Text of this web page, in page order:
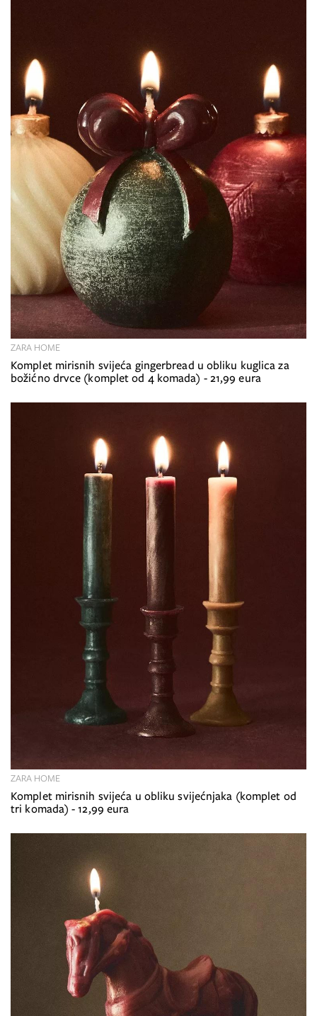
Komplet mirisnih svijeća gingerbread u obliku kuglica za
božićno drvce (komplet od 4 komada) - 21,99 eura
ZARA HOME
Komplet mirisnih svijeća u obliku svijećnjaka (komplet od
tri komada) - 12,99 eura
ZARA HOME